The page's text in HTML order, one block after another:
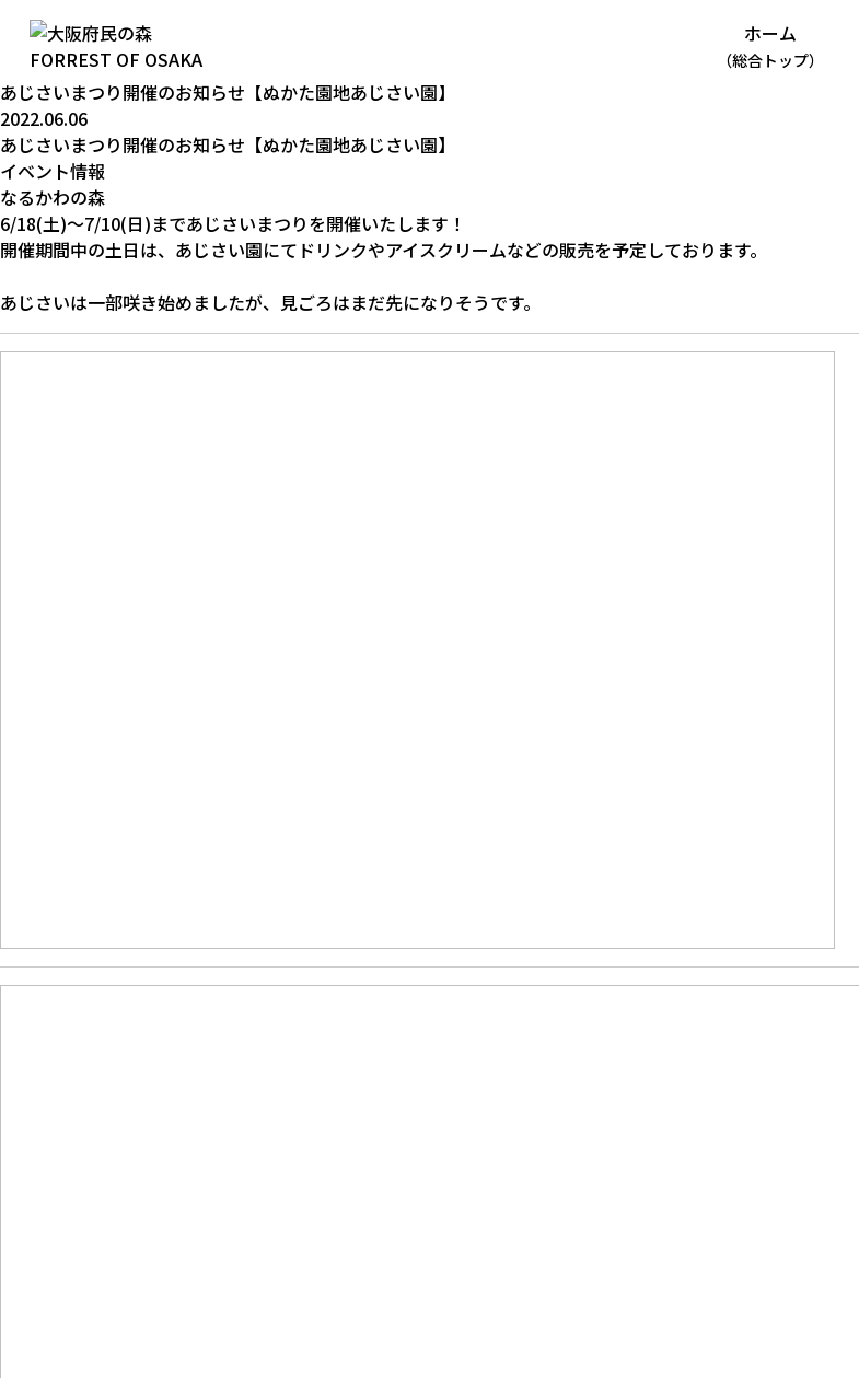
ホーム
（総合トップ）
総合TOP
なるかわの森
News & Event
あじさいまつり開催のお知らせ【ぬかた園地あじさい園】
2022.06.06
あじさいまつり開催のお知らせ【ぬかた園地あじさい園】
イベント情報
なるかわの森
6/18(土)〜7/10(日)まであじさいまつりを開催いたします！
開催期間中の土日は、あじさい園にてドリンクやアイスクリームなどの販売を予定しております。
あじさいは一部咲き始めましたが、見ごろはまだ先になりそうです。